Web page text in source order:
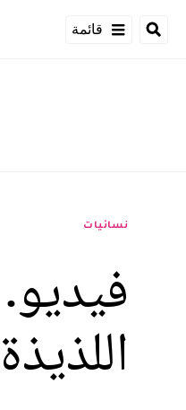
قائمة
نسائيات
اللذيذة